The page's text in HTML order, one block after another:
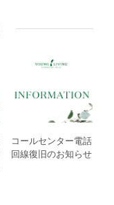
コールセンター電話
回線復旧のお知らせ